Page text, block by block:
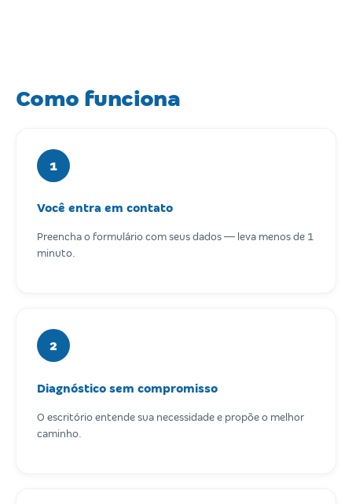
Como funciona
1
Você entra em contato
Preencha o formulário com seus dados — leva menos de 1
minuto.
2
Diagnóstico sem compromisso
O escritório entende sua necessidade e propõe o melhor
caminho.